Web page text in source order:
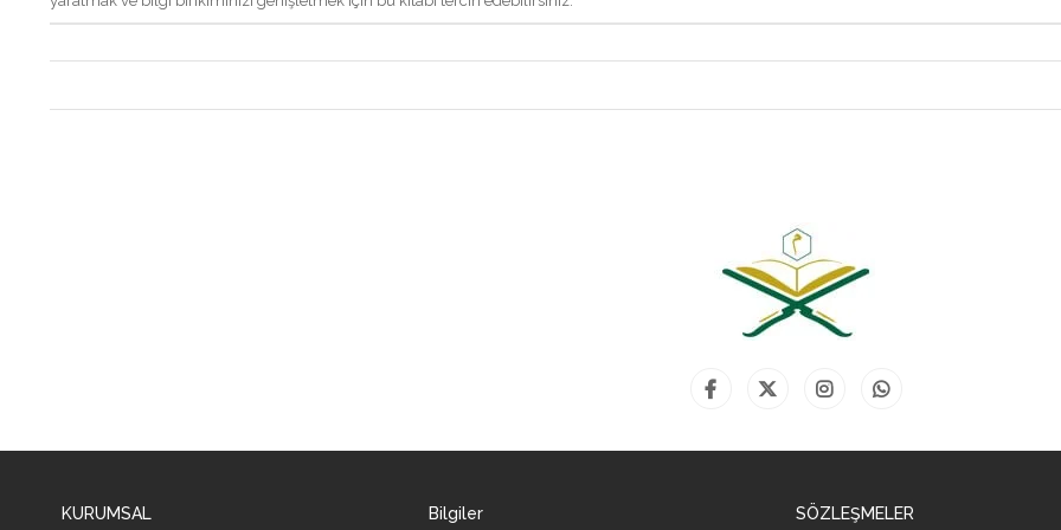
KURUMSAL Bilgiler SÖZLEŞMELER